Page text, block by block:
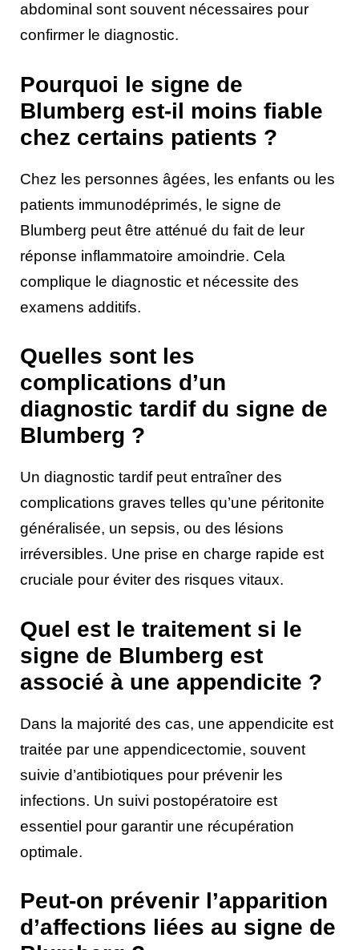
abdominal sont souvent nécessaires pour
confirmer le diagnostic.
Pourquoi le signe de
Blumberg est-il moins fiable
chez certains patients ?
Chez les personnes âgées, les enfants ou les
patients immunodéprimés, le signe de
Blumberg peut être atténué du fait de leur
réponse inflammatoire amoindrie. Cela
complique le diagnostic et nécessite des
examens additifs.
Quelles sont les
complications d’un
diagnostic tardif du signe de
Blumberg ?
Un diagnostic tardif peut entraîner des
complications graves telles qu’une péritonite
généralisée, un sepsis, ou des lésions
irréversibles. Une prise en charge rapide est
cruciale pour éviter des risques vitaux.
Quel est le traitement si le
signe de Blumberg est
associé à une appendicite ?
Dans la majorité des cas, une appendicite est
traitée par une appendicectomie, souvent
suivie d’antibiotiques pour prévenir les
infections. Un suivi postopératoire est
essentiel pour garantir une récupération
optimale.
Peut-on prévenir l’apparition
d’affections liées au signe de